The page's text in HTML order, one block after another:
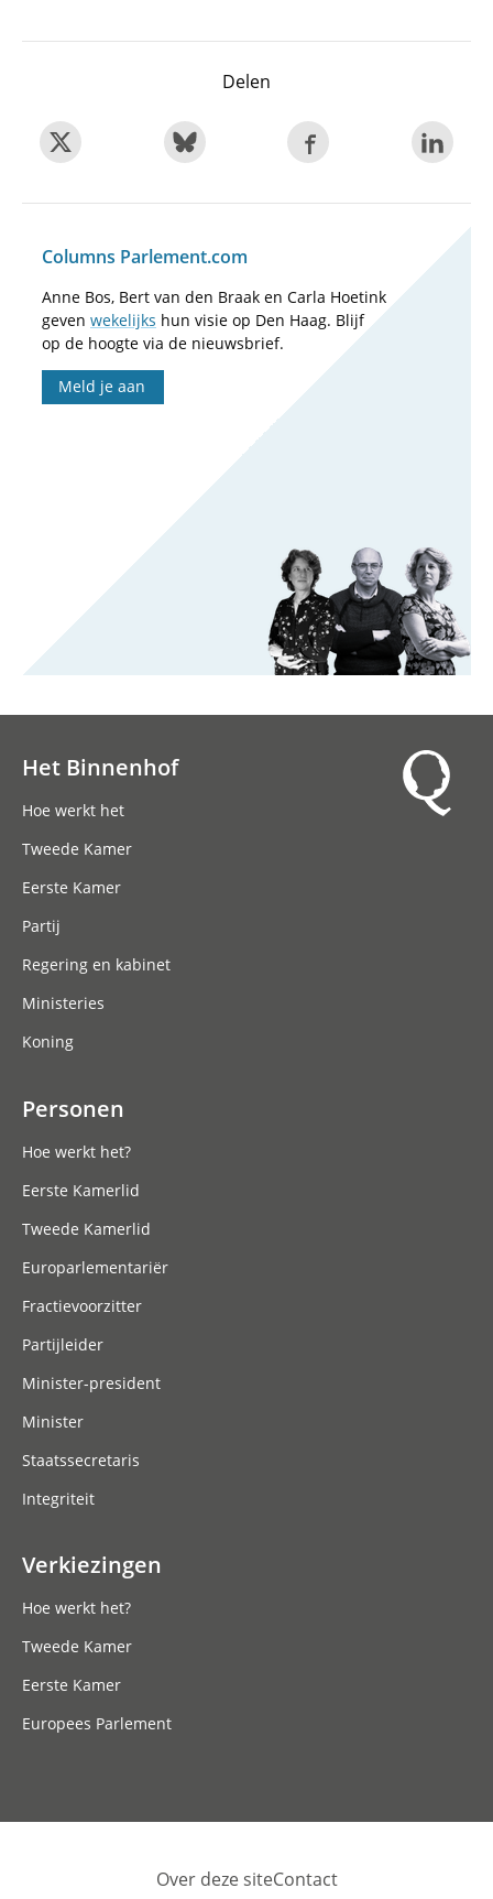
Delen
Columns Parlement.com
Anne Bos, Bert van den Braak en Carla Hoetink
geven wekelijks hun visie op Den Haag. Blijf
op de hoogte via de nieuwsbrief.
Meld je aan
Het Binnenhof
Hoe werkt het
Tweede Kamer
Eerste Kamer
Partij
Regering en kabinet
Ministeries
Koning
Personen
Hoe werkt het?
Eerste Kamerlid
Tweede Kamerlid
Europarlementariër
Fractievoorzitter
Partijleider
Minister-president
Minister
Staatssecretaris
Integriteit
Verkiezingen
Hoe werkt het?
Tweede Kamer
Eerste Kamer
Europees Parlement
Over deze siteContact